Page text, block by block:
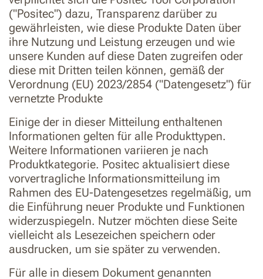
("Positec") dazu, Transparenz darüber zu
gewährleisten, wie diese Produkte Daten über
ihre Nutzung und Leistung erzeugen und wie
unsere Kunden auf diese Daten zugreifen oder
diese mit Dritten teilen können, gemäß der
Verordnung (EU) 2023/2854 ("Datengesetz") für
vernetzte Produkte
Einige der in dieser Mitteilung enthaltenen
Informationen gelten für alle Produkttypen.
Weitere Informationen variieren je nach
Produktkategorie. Positec aktualisiert diese
vorvertragliche Informationsmitteilung im
Rahmen des EU-Datengesetzes regelmäßig, um
die Einführung neuer Produkte und Funktionen
widerzuspiegeln. Nutzer möchten diese Seite
vielleicht als Lesezeichen speichern oder
ausdrucken, um sie später zu verwenden.
Für alle in diesem Dokument genannten